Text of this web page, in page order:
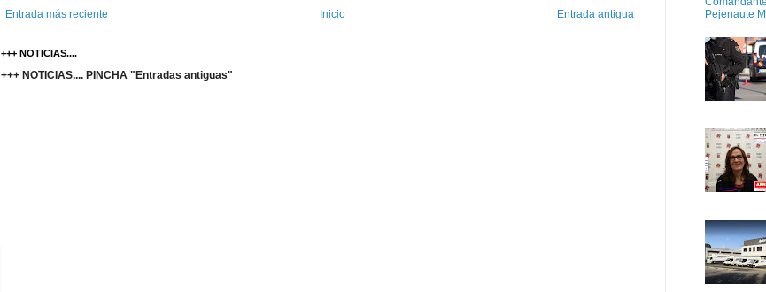
Entrada más reciente Entrada antigua
Inicio
+++ NOTICIAS....
+++ NOTICIAS.... PINCHA "Entradas antiguas"
Pejenaute